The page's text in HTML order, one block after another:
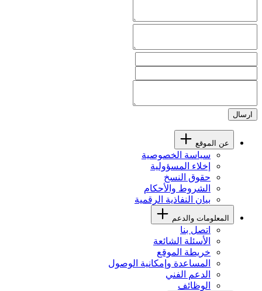
ارسال
عن الموقع
سياسة الخصوصية
إخلاء المسؤولية
حقوق النسخ
الشروط والأحكام
بيان النفاذية الرقمية
المعلومات والدعم
اتصل بنا
الأسئلة الشائعة
خريطة الموقع
المساعدة وإمكانية الوصول
الدعم الفني
الوظائف